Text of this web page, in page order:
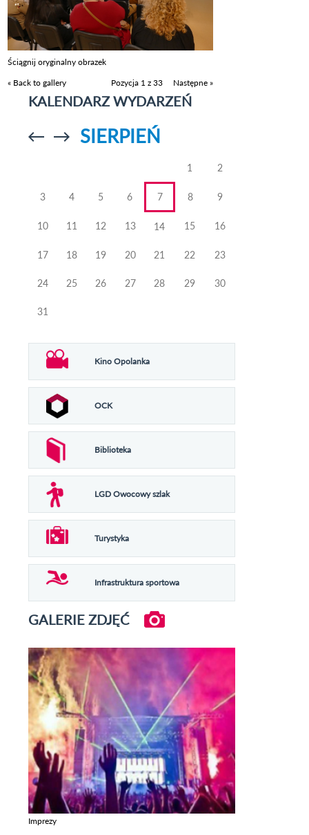
Ściągnij oryginalny obrazek
« Back to gallery
Pozycja 1 z 33 Następne »
KALENDARZ WYDARZEŃ
Przejdź doPrzejdź do
SIERPIEŃ
1 2
3 4 5 6 7 8 9
10 11 12 13 14 15 16
17 18 19 20 21 22 23
24 25 26 27 28 29 30
31
Kino Opolanka
OCK
Biblioteka
LGD Owocowy szlak
Turystyka
Infrastruktura sportowa
GALERIE ZDJĘĆ
Imprezy